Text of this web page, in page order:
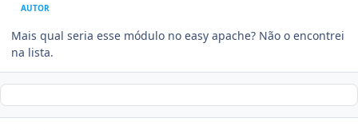
AUTOR
Mais qual seria esse módulo no easy apache? Não o encontrei
na lista.